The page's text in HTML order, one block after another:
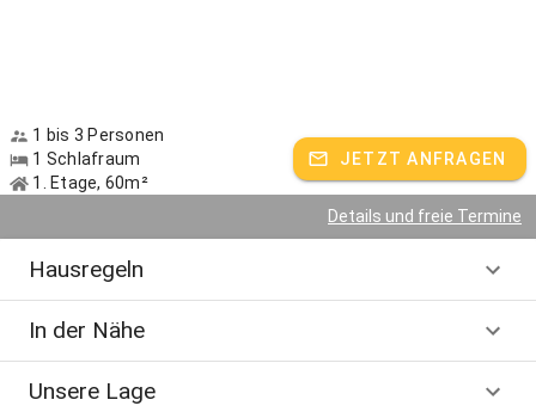
1 bis 3 Personen
1 Schlafraum
1. Etage, 60m²
JETZT ANFRAGEN
Details und freie Termine
Hausregeln
In der Nähe
Unsere Lage